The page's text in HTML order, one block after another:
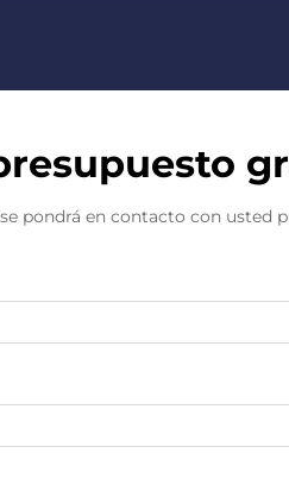
pondrá en contacto con usted